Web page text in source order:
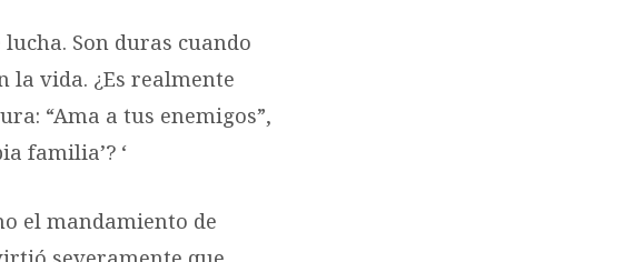
Son duras cuando
vida. ¿Es realmente
“Ama a tus enemigos”,
familia’? ‘
el mandamiento de